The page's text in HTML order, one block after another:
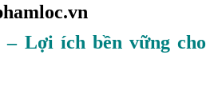
Lợi ích bền vững cho